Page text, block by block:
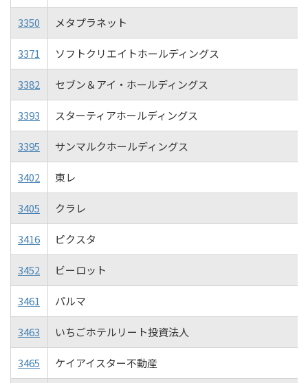
3350 メタプラネット
3371 ソフトクリエイトホールディングス
3382 セブン＆アイ・ホールディングス
3393 スターティアホールディングス
3395 サンマルクホールディングス
3402 東レ
3405 クラレ
3416 ピクスタ
3452 ビーロット
3461 パルマ
3463 いちごホテルリート投資法人
3465 ケイアイスター不動産